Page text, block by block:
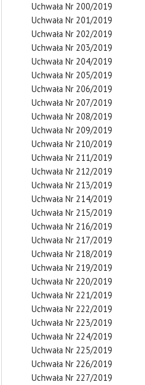
Uchwała Nr 200/2019
Uchwała Nr 201/2019
Uchwała Nr 202/2019
Uchwała Nr 203/2019
Uchwała Nr 204/2019
Uchwała Nr 205/2019
Uchwała Nr 206/2019
Uchwała Nr 207/2019
Uchwała Nr 208/2019
Uchwała Nr 209/2019
Uchwała Nr 210/2019
Uchwała Nr 211/2019
Uchwała Nr 212/2019
Uchwała Nr 213/2019
Uchwała Nr 214/2019
Uchwała Nr 215/2019
Uchwała Nr 216/2019
Uchwała Nr 217/2019
Uchwała Nr 218/2019
Uchwała Nr 219/2019
Uchwała Nr 220/2019
Uchwała Nr 221/2019
Uchwała Nr 222/2019
Uchwała Nr 223/2019
Uchwała Nr 224/2019
Uchwała Nr 225/2019
Uchwała Nr 226/2019
Uchwała Nr 227/2019